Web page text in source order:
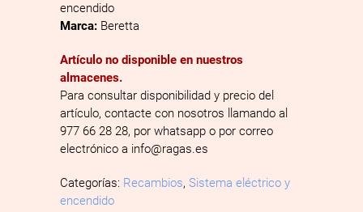
encendido
Marca: Beretta
Artículo no disponible en nuestros
almacenes.
Para consultar disponibilidad y precio del
artículo, contacte con nosotros llamando al
977 66 28 28, por whatsapp o por correo
electrónico a info@ragas.es
Categorías: Recambios, Sistema eléctrico y
encendido